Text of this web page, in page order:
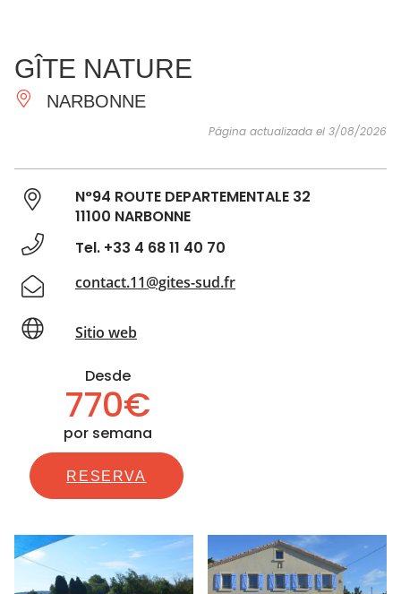
IMPRESCINDIBLES
HACER
GÎTE NATURE
NARBONNE
Página actualizada el 3/08/2026
N°94 ROUTE DEPARTEMENTALE 32
11100 NARBONNE
Tel. +33 4 68 11 40 70
contact.11@gites-sud.fr
Sitio web
Desde
770€
por semana
RESERVA